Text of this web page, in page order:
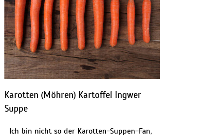
Karotten (Möhren) Kartoffel Ingwer
Suppe
Ich bin nicht so der Karotten-Suppen-Fan,